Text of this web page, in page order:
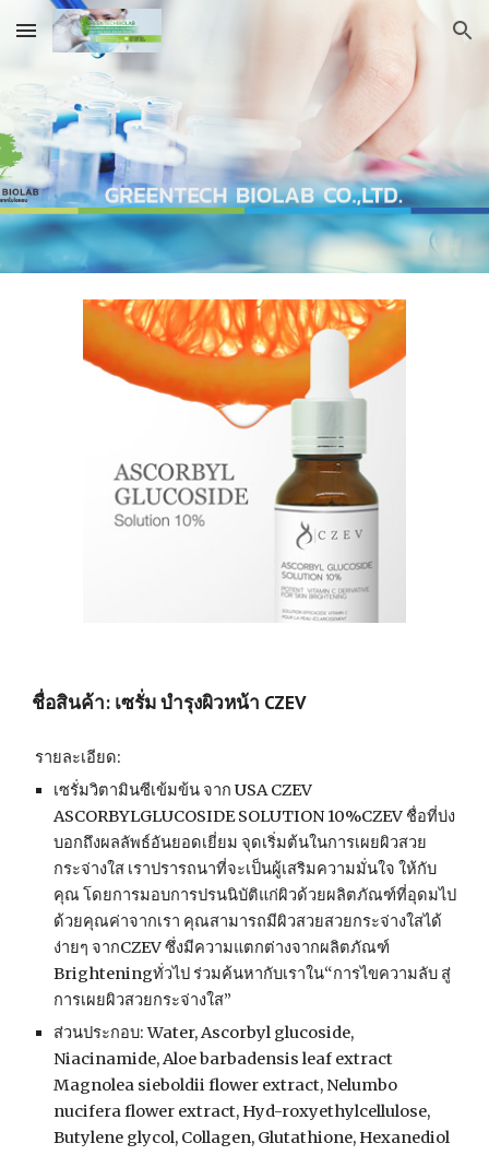
Skip to main content Skip to navigation
ชื่อสินค้า: เซรั่ม บำรุงผิวหน้า CZEV
รายละเอียด:
เซรั่มวิตามินซีเข้มข้น จาก USA CZEV
ASCORBYLGLUCOSIDE SOLUTION 10%CZEV ชื่อที่บ่ง
บอกถึงผลลัพธ์อันยอดเยี่ยม จุดเริ่มต้นในการเผยผิวสวย
กระจ่างใส เราปรารถนาที่จะเป็นผู้เสริมความมั่นใจ ให้กับ
คุณ โดยการมอบการปรนนิบัติแก่ผิวด้วยผลิตภัณฑ์ที่อุดมไป
ด้วยคุณค่าจากเรา คุณสามารถมีผิวสวยสวยกระจ่างใสได้
ง่ายๆ จากCZEV ซึ่งมีความแตกต่างจากผลิตภัณฑ์
Brighteningทั่วไป ร่วมค้นหากับเราใน“การไขความลับ สู่
การเผยผิวสวยกระจ่างใส”
ส่วนประกอบ: Water, Ascorbyl glucoside,
Niacinamide, Aloe barbadensis leaf extract
Magnolea sieboldii flower extract, Nelumbo
nucifera flower extract, Hyd-roxyethylcellulose,
Butylene glycol, Collagen, Glutathione, Hexanediol